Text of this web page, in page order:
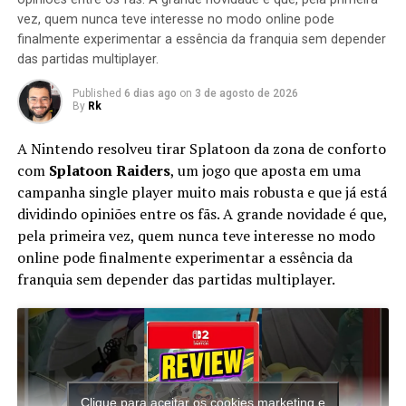
Definitivamente é uma boa oportunidade para matar a
saudades do jogo ou até para experimentá-lo pela
primeira vez. Comente se já lutou com Scott e seus
amigos nesse clássico!
RELATED TOPICS: REFERENCIAS RKPLAY SCOTT PILGRIM
UP NEXT
SONIC JAM GAME.COM é o jogo que VOCE NÃO MERECE
JOGAR
DON'T MISS
14 PERSONAGENS novos SONIC RB2 modo ENCORE |
SONICVERSO
vez, quem nunca teve interesse no modo online pode
finalmente experimentar a essência da franquia sem depender
das partidas multiplayer.
Published 6 dias ago on 3 de agosto de 2026
By Rk
A Nintendo resolveu tirar Splatoon da zona de conforto
com Splatoon Raiders, um jogo que aposta em uma
campanha single player muito mais robusta e que já está
dividindo opiniões entre os fãs. A grande novidade é que,
pela primeira vez, quem nunca teve interesse no modo
online pode finalmente experimentar a essência da
franquia sem depender das partidas multiplayer.
Clique para aceitar os cookies marketing e